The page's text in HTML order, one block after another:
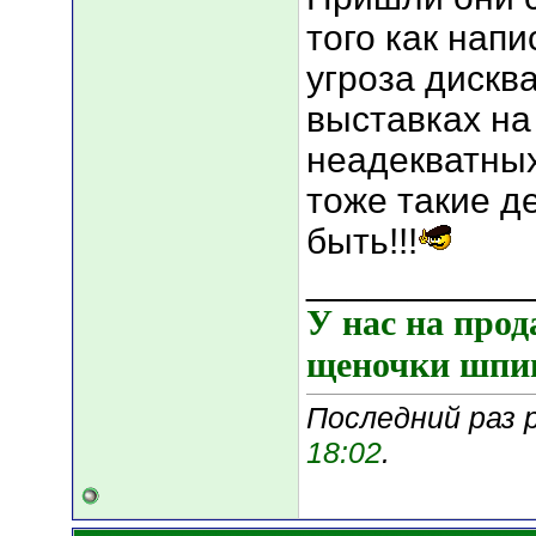
того как
угроза
выставках
тоже такие
быть!!!
У нас на
щеночки
Последний раз
18:02.